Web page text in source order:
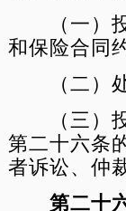
（一）投
和保险合同
（二）处
（三）投
第二十六条
者诉讼、仲
第二十